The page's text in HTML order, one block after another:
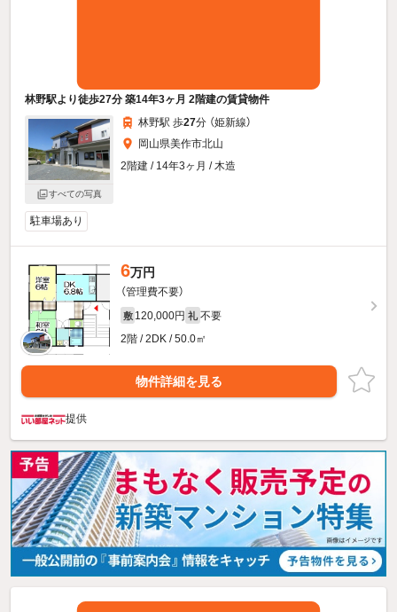
林野駅より徒歩27分 築14年3ヶ月 2階建の賃貸物件
すべての写真
林野駅 歩27分 （姫新線）
岡山県美作市北山
2階建 / 14年3ヶ月 / 木造
駐車場あり
6万円
（管理費不要）
敷 120,000円 礼 不要
2階 / 2DK / 50.0㎡
物件詳細を見る
提供